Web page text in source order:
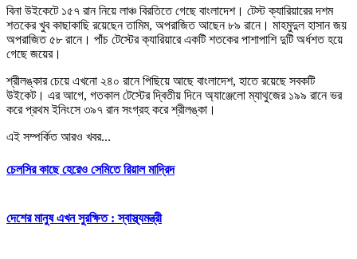
বিনা উইকেটে ১৫৭ রান নিয়ে লাঞ্চ বিরতিতে গেছে বাংলাদেশ। টেস্ট ক্যারিয়ারের দশম
শতকের খুব কাছাকাছি রয়েছেন তামিম, অপরাজিত আছেন ৮৯ রানে। মাহমুদুল হাসান জয়
অপরাজিত ৫৮ রানে। পাঁচ টেস্টের ক্যারিয়ারে একটি শতকের পাশাপাশি দুটি অর্ধশত হয়ে
গেছে জয়ের।
শ্রীলঙ্কার চেয়ে এখনো ২৪০ রানে পিছিয়ে আছে বাংলাদেশ, হাতে রয়েছে সবকটি
উইকেট। এর আগে, গতকাল টেস্টের দ্বিতীয় দিনে অ্যাঞ্জেলো ম্যাথুজের ১৯৯ রানে ভর
করে প্রথম ইনিংসে ৩৯৭ রান সংগ্রহ করে শ্রীলঙ্কা।
এই সম্পর্কিত আরও খবর...
চেলসির কাছে হেরেও সেমিতে রিয়াল মাদ্রিদ
দেশের মানুষ এখন সুরক্ষিত : স্বাস্থ্যমন্ত্রী